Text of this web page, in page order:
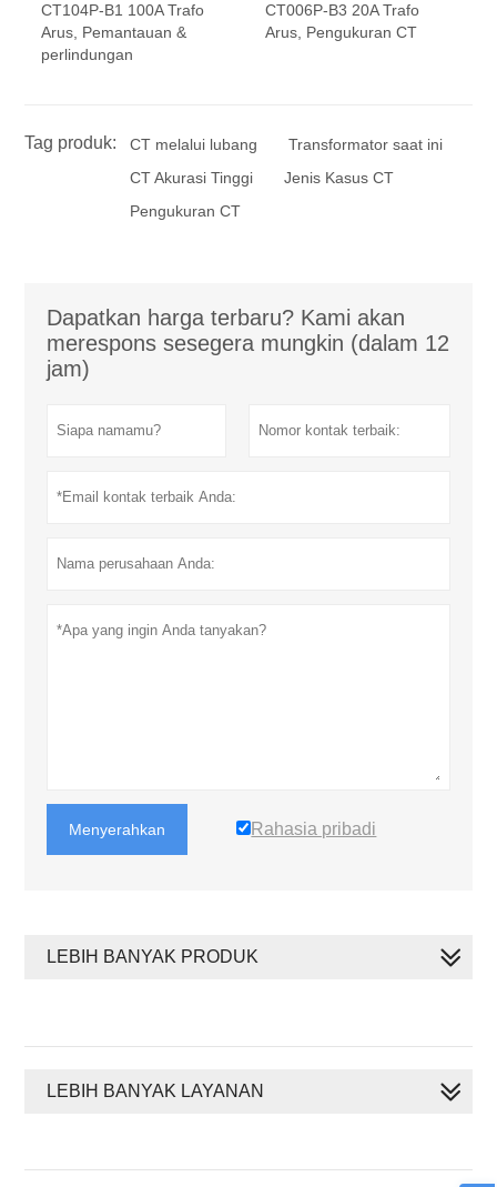
CT104P-B1 100A Trafo
Arus, Pemantauan &
perlindungan
CT006P-B3 20A Trafo
Arus, Pengukuran CT
Tag produk: CT melalui lubang
Transformator saat ini
CT Akurasi Tinggi
Jenis Kasus CT
Pengukuran CT
Dapatkan harga terbaru? Kami akan
merespons sesegera mungkin (dalam 12
jam)
Menyerahkan Rahasia pribadi
LEBIH BANYAK PRODUK
LEBIH BANYAK LAYANAN